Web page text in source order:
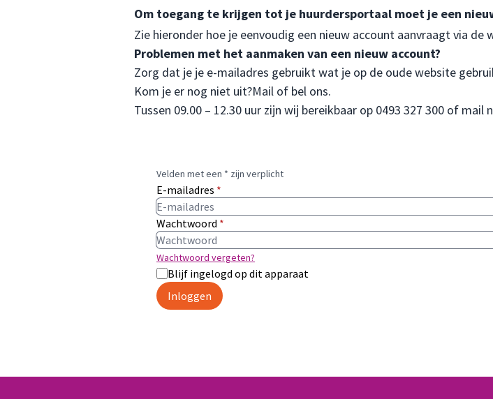
Om toegang te krijgen tot je huurdersportaal moet je een
Zie hieronder hoe je eenvoudig een nieuw account aanvraagt via de
Problemen met het aanmaken van een nieuw account?
Zorg dat je je e-mailadres gebruikt wat je op de oude website
Kom je er nog niet uit?Mail of bel ons.
Tussen 09.00 – 12.30 uur zijn wij bereikbaar op 0493 327 300 of mail
Velden met een * zijn verplicht
E-mailadres *
Wachtwoord *
Wachtwoord vergeten?
Blijf ingelogd op dit apparaat
Inloggen